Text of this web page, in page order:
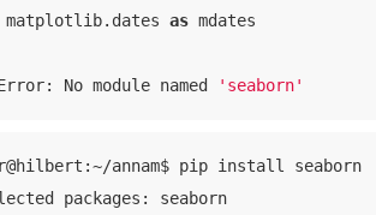
matplotlib.dates as mdates
No module named 'seaborn'
annam$ pip
packages: seaborn